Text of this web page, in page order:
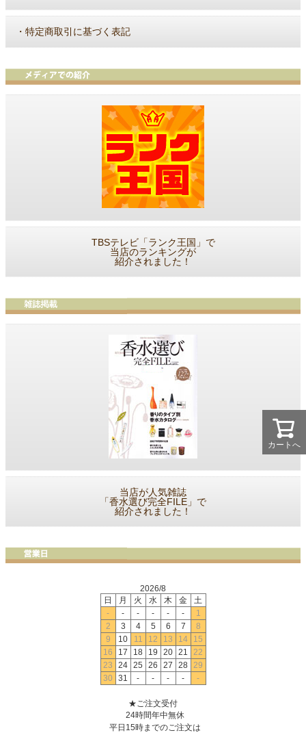
カートへ
・ 特定商取引に基づく表記
TBSテレビ「ランク王国」で
当店のランキングが
紹介されました！
当店が人気雑誌
「香水選び完全FILE」で
紹介されました！
2026/8
日
月 火 水 木 金
土
-
- - - - -
1
2
3 4 5 6 7
8
9
10 11 12 13 14
15
16
17 18 19 20 21
22
23
24 25 26 27 28
29
30
31 - - - - -
★ご注文受付
24時間年中無休
平日15時までのご注文は